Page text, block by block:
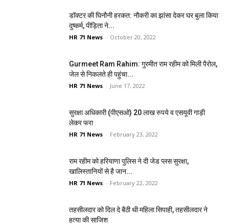
डॉक्टर की घिनौनी हरकत: नौकरी का झांसा देकर घर बुला किया
दुष्कर्म, पीड़िता ने...
HR 71 News - October 20, 2022
Gurmeet Ram Rahim: गुरमीत राम रहीम को मिली पैरोल,
जेल से निकलते ही पहुंचा...
HR 71 News - June 17, 2022
सुरक्षा अधिकारी (पीएसओ) 20 लाख रुपये व एसयूवी गाड़ी
लेकर फरा
HR 71 News - February 23, 2022
राम रहीम को हरियाणा पुलिस ने दी जेड प्लस सुरक्षा,
खालिस्तानियों से है जान...
HR 71 News - February 22, 2022
तहसीलदार को दिल दे बैठी थी महिला सिपाही, तहसीलदार ने
हत्या की साजिश